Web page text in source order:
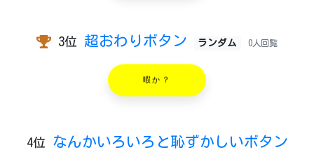
3位 超おわりボタン ランダム 0人回覧
暇か？
4位 なんかいろいろと恥ずかしいボタン